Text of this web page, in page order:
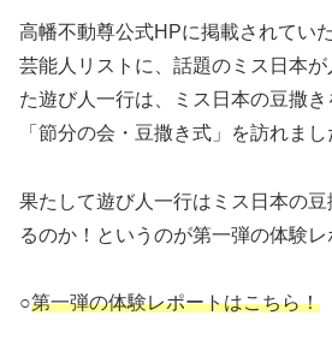
高幡不動尊公式HPに掲載されてい
芸能人リストに、話題のミス日本
た遊び人一行は、ミス日本の豆撒
「節分の会・豆撒き式」を訪れまし
果たして遊び人一行はミス日本の
るのか！というのが第一弾の体験レ
○第一弾の体験レポートはこちら！